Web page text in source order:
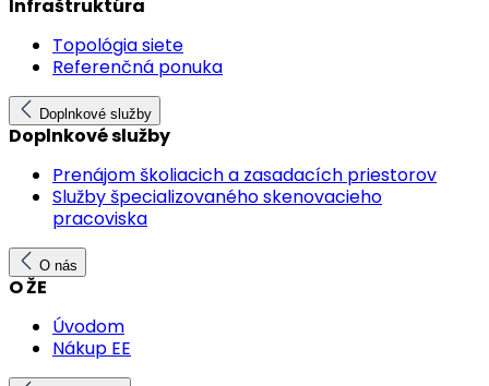
Infraštruktúra
Topológia siete
Referenčná ponuka
Doplnkové služby
Doplnkové služby
Prenájom školiacich a zasadacích priestorov
Služby špecializovaného skenovacieho
pracoviska
O nás
O ŽE
Úvodom
Nákup EE